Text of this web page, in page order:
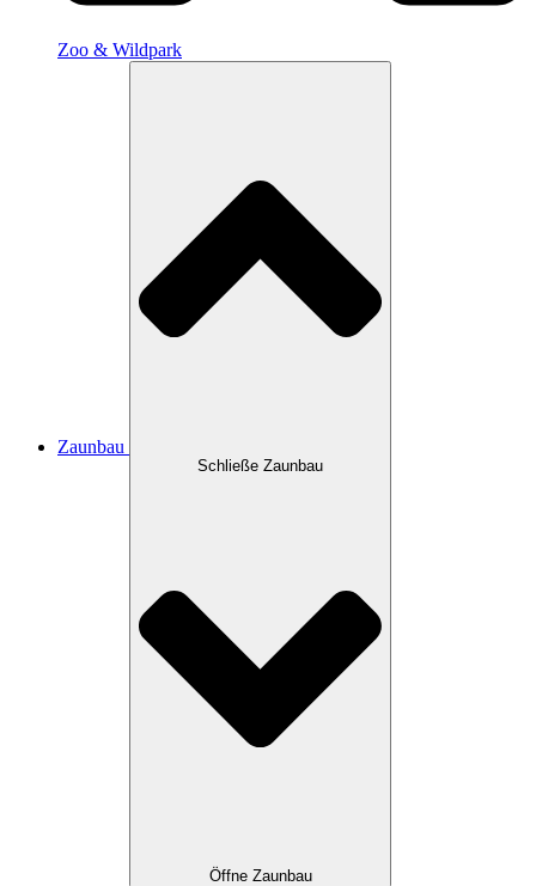
Zoo & Wildpark
Zaunbau
Schließe Zaunbau
Öffne Zaunbau